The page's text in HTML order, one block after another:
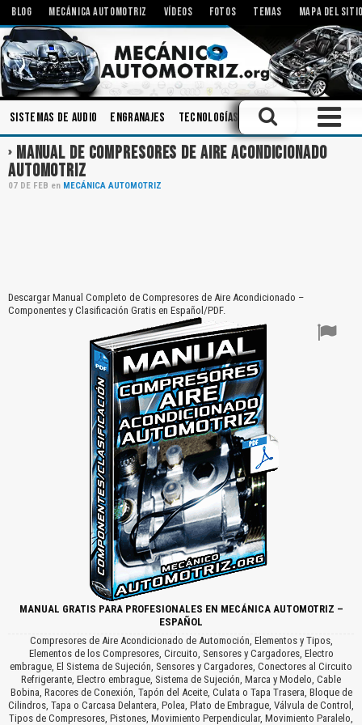
BLOG MECÁNICA AUTOMOTRIZ VÍDEOS FOTOS TEMAS MAPA DEL
Sistemas de Audio Engranajes Tecnologías Aceites
MANUAL DE COMPRESORES DE AIRE ACONDICIONADO
AUTOMOTRIZ
07 DE FEB en MECÁNICA AUTOMOTRIZ
Descargar Manual Completo de Compresores de Aire Acondicionado –
Componentes y Clasificación Gratis en Español/PDF.
MANUAL GRATIS PARA PROFESIONALES EN MECÁNICA AUTOMOTRIZ –
ESPAÑOL
Compresores de Aire Acondicionado de Automoción, Elementos y Tipos,
Elementos de los Compresores, Circuito, Sensores y Cargadores, Electro
embrague, El Sistema de Sujeción, Sensores y Cargadores, Conectores al Circuito
Refrigerante, Electro embrague, Sistema de Sujeción, Marca y Modelo, Cable
Bobina, Racores de Conexión, Tapón del Aceite, Culata o Tapa Trasera, Bloque de
Cilindros, Tapa o Carcasa Delantera, Polea, Plato de Embrague, Válvula de Control,
Tipos de Compresores, Pistones, Movimiento Perpendicular, Movimiento Paralelo,